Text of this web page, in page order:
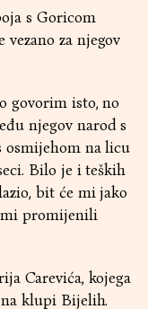
s Goricom
za njegov
govorim isto, no
njegov narod s
osmijehom na licu
Bilo je i teških
bit će mi jako
mi promijenili
Carevića, kojega
klupi Bijelih.